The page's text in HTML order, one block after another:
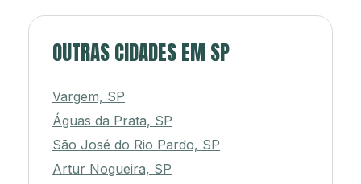
OUTRAS CIDADES EM SP
Vargem, SP
Águas da Prata, SP
São José do Rio Pardo, SP
Artur Nogueira, SP